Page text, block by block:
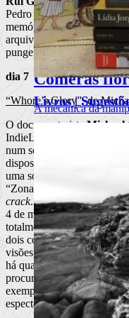
Livros |
Comerás
A mecânica da
Pedro Rodrigues, que
memória (do incêndio do
arquivo; dos anos 80
pungente pela
dia 7
“Whore’s Glory”, de
O documentarista Michael
IndieLisboa 2006) constrói
num sofisticado bordel na
dispostas num “aquário”;
uma sociedade tão
“Zona” do México, onde
crack. Se no primeiro
4 de maio, sexta-feira, às
totalmente descabido
dois completam uma
visões românticas da
há qualquer coisa que
procura uma certa estética
exemplo, embeleza as
espectador possa sentir.